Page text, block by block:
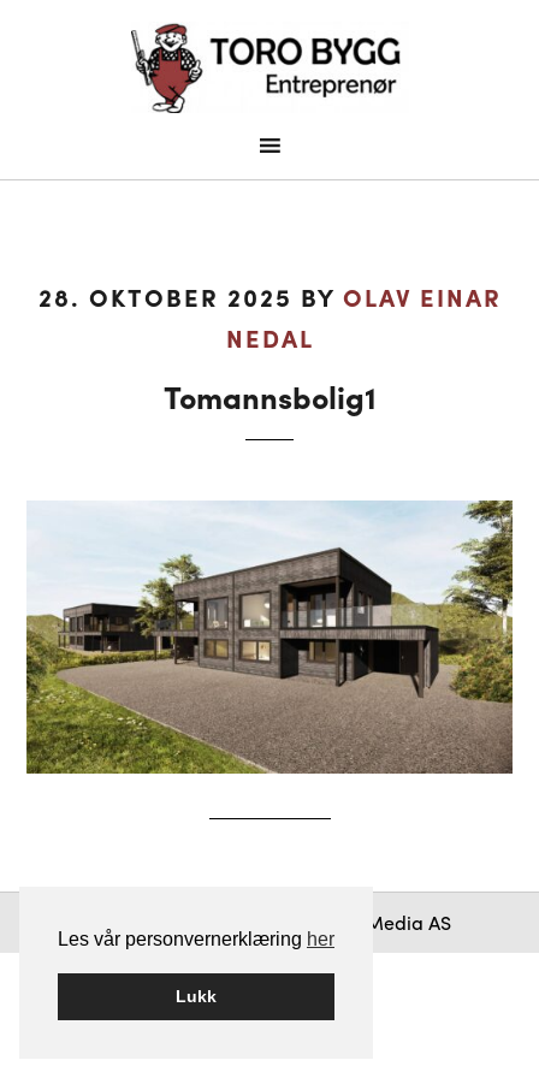
Les vår personvernerklæring her
Lukk
28. OKTOBER 2025 BY OLAV EINAR
NEDAL
Tomannsbolig1
Bygget på Smart Media AS